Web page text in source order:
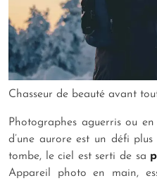
Chasseur de beauté avant
Photographes aguerris ou
d’une aurore est un défi
tombe, le ciel est serti de sa
Appareil photo en main,